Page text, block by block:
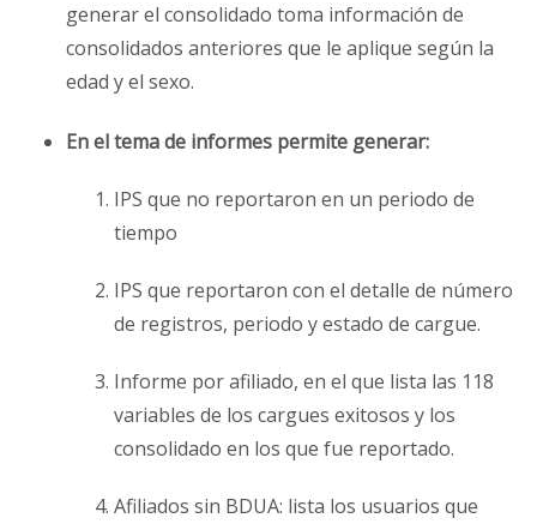
generar el consolidado toma información de
consolidados anteriores que le aplique según la
edad y el sexo.
En el tema de informes permite generar:
IPS que no reportaron en un periodo de
tiempo
IPS que reportaron con el detalle de número
de registros, periodo y estado de cargue.
Informe por afiliado, en el que lista las 118
variables de los cargues exitosos y los
consolidado en los que fue reportado.
Afiliados sin BDUA: lista los usuarios que